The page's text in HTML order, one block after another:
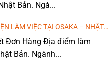
Bản. Ngà...
LÀM VIỆC TẠI OSAKA – NHẬT
PHÍ ĐÀO TẠO TIẾNG)
Đơn Hàng Địa điểm làm
Bản. Ngành...